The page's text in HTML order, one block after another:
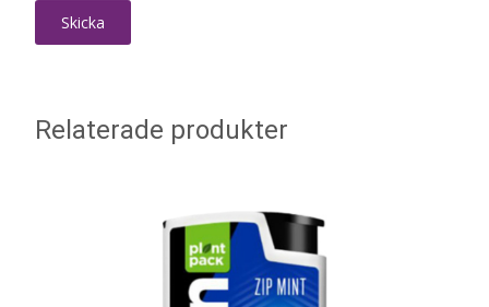
Relaterade produkter